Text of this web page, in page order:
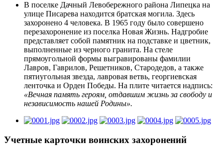
В поселке Дачный Левобережного района Липецка на
улице Писарева находится братская могила. Здесь
захоронено 4 человека. В 1965 году было совершено
перезахоронение из поселка Новая Жизнь. Надгробие
представляет собой памятник на подставке и цветник,
выполненные из черного гранита. На стеле
прямоугольной формы выгравированы фамилии
Лавров, Гаврилов, Решетников, Стародедов, а также
пятиугольная звезда, лавровая ветвь, георгиевская
ленточка и Орден Победы. На плите читается надпись:
«Вечная память героям, отдавшим жизнь за свободу и
независимость нашей Родины».
Учетные карточки воинских захоронений